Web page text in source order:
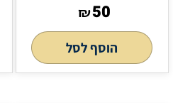
₪50
הוסף לסל